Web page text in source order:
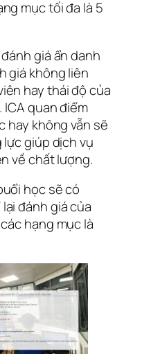
mục tối đa là 5
giá ẩn danh
giá không liên
hay thái độ của
quan điểm
hay không vẫn sẽ
giúp dịch vụ
về chất lượng.
học sẽ có
đánh giá của
hạng mục là